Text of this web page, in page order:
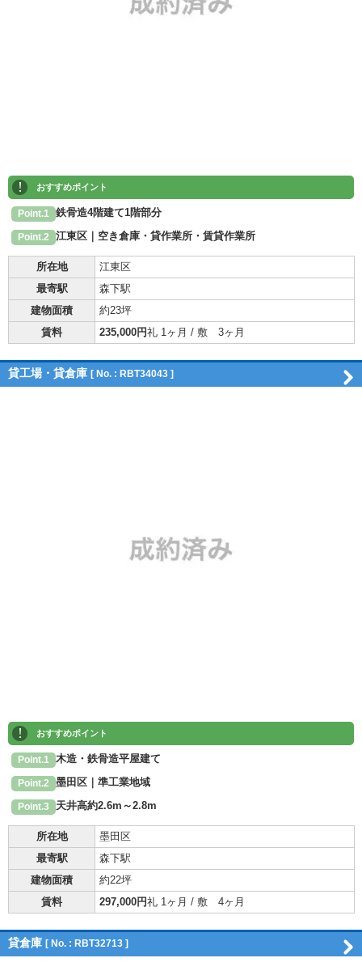
! おすすめポイント
Point.1 鉄骨造4階建て1階部分
Point.2 江東区｜空き倉庫・貸作業所・賃貸作業所
所在地
江東区
最寄駅
森下駅
建物面積
約23坪
賃料
235,000円礼 1ヶ月 / 敷 3ヶ月
貸工場・貸倉庫 [ No. : RBT34043 ]
! おすすめポイント
Point.1 木造・鉄骨造平屋建て
Point.2 墨田区｜準工業地域
Point.3 天井高約2.6m～2.8m
所在地
墨田区
最寄駅
森下駅
建物面積
約22坪
賃料
297,000円礼 1ヶ月 / 敷 4ヶ月
貸倉庫 [ No. : RBT32713 ]